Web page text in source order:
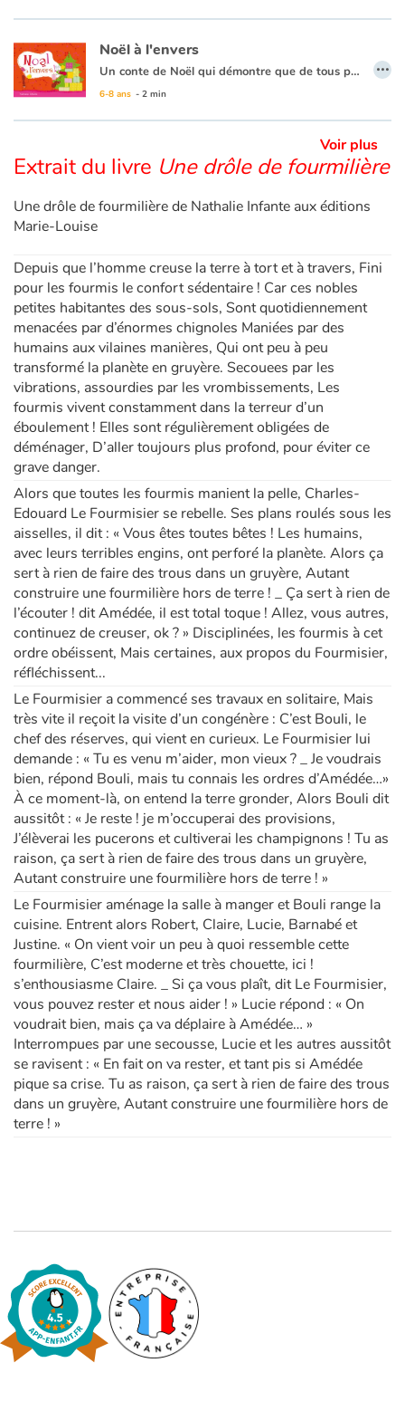
Noël à l'envers
Un conte de Noël qui démontre que de tous petits animaux peuvent rendre de bien grands services... A quelques heures de Noël, les fourmis reçoivent une lettre du Père Noël qui les appelle à l'aide : il a oublié de distribuer les cadeaux dans la maison voisine de la fourmillière. Les petites fourmis trouveront-elles une solution pour que les enfants aient leur cadeaux ?
6-8 ans - 2 min
…
Voir plus
Extrait du livre Une drôle de fourmilière
Une drôle de fourmilière de Nathalie Infante aux éditions
Marie-Louise
Depuis que l’homme creuse la terre à tort et à travers, Fini
pour les fourmis le confort sédentaire ! Car ces nobles
petites habitantes des sous-sols, Sont quotidiennement
menacées par d’énormes chignoles Maniées par des
humains aux vilaines manières, Qui ont peu à peu
transformé la planète en gruyère. Secouees par les
vibrations, assourdies par les vrombissements, Les
fourmis vivent constamment dans la terreur d’un
éboulement ! Elles sont régulièrement obligées de
déménager, D’aller toujours plus profond, pour éviter ce
grave danger.
Alors que toutes les fourmis manient la pelle, Charles-
Edouard Le Fourmisier se rebelle. Ses plans roulés sous les
aisselles, il dit : « Vous êtes toutes bêtes ! Les humains,
avec leurs terribles engins, ont perforé la planète. Alors ça
sert à rien de faire des trous dans un gruyère, Autant
construire une fourmilière hors de terre ! _ Ça sert à rien de
l’écouter ! dit Amédée, il est total toque ! Allez, vous autres,
continuez de creuser, ok ? » Disciplinées, les fourmis à cet
ordre obéissent, Mais certaines, aux propos du Fourmisier,
réfléchissent...
Le Fourmisier a commencé ses travaux en solitaire, Mais
très vite il reçoit la visite d’un congénère : C’est Bouli, le
chef des réserves, qui vient en curieux. Le Fourmisier lui
demande : « Tu es venu m’aider, mon vieux ? _ Je voudrais
bien, répond Bouli, mais tu connais les ordres d’Amédée…»
À ce moment-là, on entend la terre gronder, Alors Bouli dit
aussitôt : « Je reste ! je m’occuperai des provisions,
J’élèverai les pucerons et cultiverai les champignons ! Tu as
raison, ça sert à rien de faire des trous dans un gruyère,
Autant construire une fourmilière hors de terre ! »
Le Fourmisier aménage la salle à manger et Bouli range la
cuisine. Entrent alors Robert, Claire, Lucie, Barnabé et
Justine. « On vient voir un peu à quoi ressemble cette
fourmilière, C’est moderne et très chouette, ici !
s’enthousiasme Claire. _ Si ça vous plaît, dit Le Fourmisier,
vous pouvez rester et nous aider ! » Lucie répond : « On
voudrait bien, mais ça va déplaire à Amédée… »
Interrompues par une secousse, Lucie et les autres aussitôt
se ravisent : « En fait on va rester, et tant pis si Amédée
pique sa crise. Tu as raison, ça sert à rien de faire des trous
dans un gruyère, Autant construire une fourmilière hors de
terre ! »